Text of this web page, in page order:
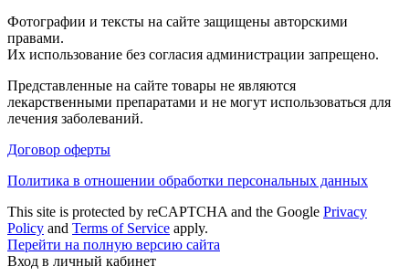
Фотографии и тексты на сайте защищены авторскими
правами.
Их использование без согласия администрации запрещено.
Представленные на сайте товары не являются
лекарственными препаратами и не могут использоваться для
лечения заболеваний.
Договор оферты
Политика в отношении обработки персональных данных
This site is protected by reCAPTCHA and the Google Privacy
Policy and Terms of Service apply.
Перейти на полную версию сайта
Вход в личный кабинет